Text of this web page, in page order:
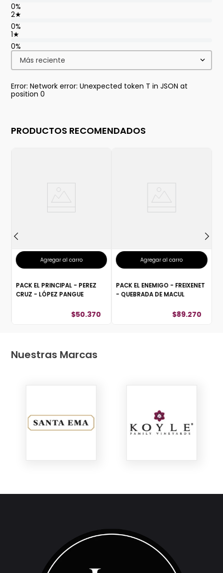
0%
2★
0%
1★
0%
Más reciente
Error: Network error: Unexpected token T in JSON at
position 0
PRODUCTOS RECOMENDADOS
Agregar al carro
PACK EL PRINCIPAL - PEREZ
CRUZ - LÓPEZ PANGUE
$50.370
Agregar al carro
PACK EL ENEMIGO - FREIXENET
- QUEBRADA DE MACUL
$89.270
Nuestras Marcas